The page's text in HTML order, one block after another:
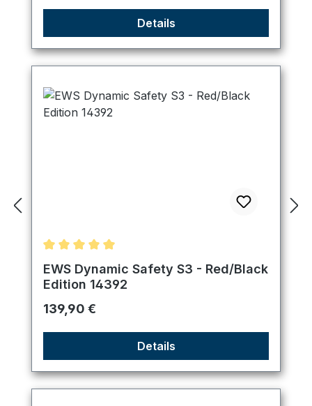
Details
Durchschnittliche Bewertung von 5 von 5 Sternen
EWS Dynamic Safety S3 - Red/Black
Edition 14392
Regulärer Preis:
139,90 €
Details